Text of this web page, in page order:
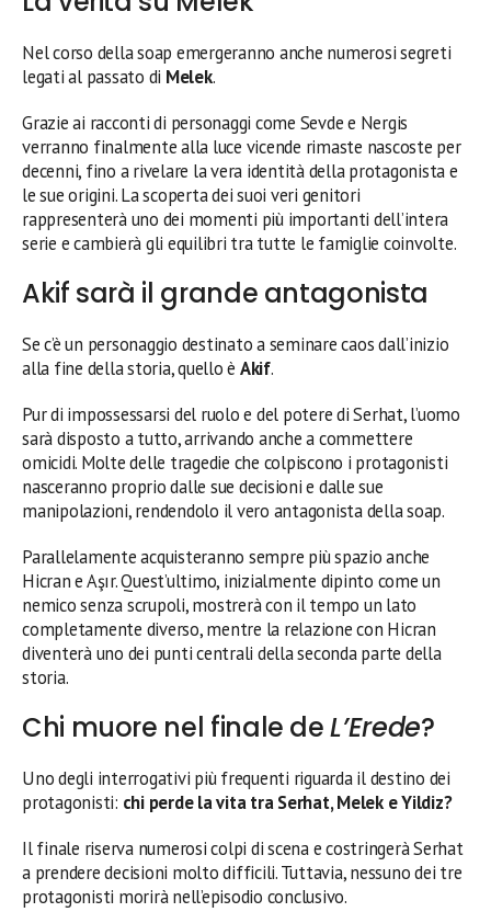
Nel corso della soap emergeranno anche numerosi segreti
legati al passato di Melek.
Grazie ai racconti di personaggi come Sevde e Nergis
verranno finalmente alla luce vicende rimaste nascoste per
decenni, fino a rivelare la vera identità della protagonista e
le sue origini. La scoperta dei suoi veri genitori
rappresenterà uno dei momenti più importanti dell’intera
serie e cambierà gli equilibri tra tutte le famiglie coinvolte.
Akif sarà il grande antagonista
Se c’è un personaggio destinato a seminare caos dall’inizio
alla fine della storia, quello è Akif.
Pur di impossessarsi del ruolo e del potere di Serhat, l’uomo
sarà disposto a tutto, arrivando anche a commettere
omicidi. Molte delle tragedie che colpiscono i protagonisti
nasceranno proprio dalle sue decisioni e dalle sue
manipolazioni, rendendolo il vero antagonista della soap.
Parallelamente acquisteranno sempre più spazio anche
Hicran e Aşır. Quest’ultimo, inizialmente dipinto come un
nemico senza scrupoli, mostrerà con il tempo un lato
completamente diverso, mentre la relazione con Hicran
diventerà uno dei punti centrali della seconda parte della
storia.
Chi muore nel finale deL’Erede?
Uno degli interrogativi più frequenti riguarda il destino dei
protagonisti: chi perde la vita tra Serhat, Melek e Yildiz?
Il finale riserva numerosi colpi di scena e costringerà Serhat
a prendere decisioni molto difficili. Tuttavia, nessuno dei tre
protagonisti morirà nell’episodio conclusivo.